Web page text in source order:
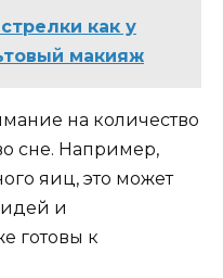
как у
макияж
на количество
сне. Например,
яиц, это может
идей и
готовы к